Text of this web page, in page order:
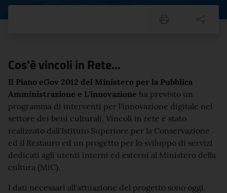
Cos'è vincoli in Rete...
Il Piano eGov 2012 del Ministero per la Pubblica
Amministrazione e L'innovazione ha previsto un
programma di interventi per l'innovazione digitale nel
settore dei beni culturali. Vincoli in rete è stato
realizzato dall'Istituto Superiore per la Conservazione
ed il Restauro ed un progetto per lo sviluppo di servizi
dedicati agli utenti interni ed esterni al Ministero della
cultura (MiC).
I dati necessari all'attuazione del progetto sono oggi